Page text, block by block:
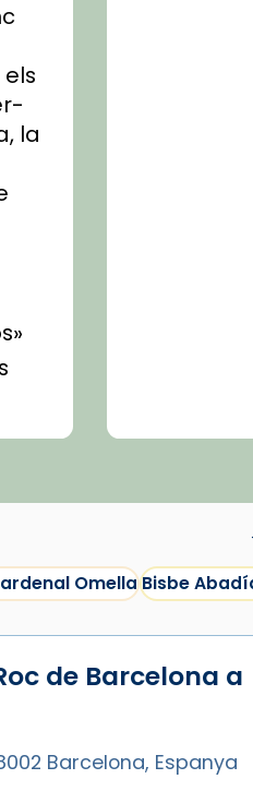
la
OmellaBisbe
de Barcelona a
Barcelona, Espanya